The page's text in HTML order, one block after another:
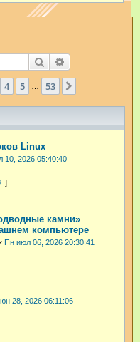
Поиск
из 53
4 5 53
Linux
10, 2026 05:40:40
камни»
компьютере
Пн июл 06, 2026 20:30:41
28, 2026 06:11:06